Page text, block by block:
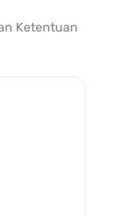
Ketentuan